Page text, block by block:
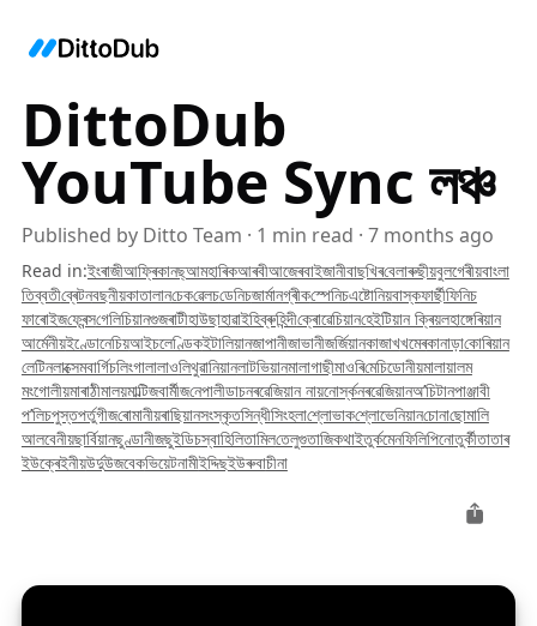
DittoDub
YouTube Sync লঞ্চ
Published by Ditto Team · 1 min read · 7 months ago
Read in:ইংৰাজীআফ্ৰিকানছ্আমহাৰিকআৰবীআজেৰবাইজানীবাছখিৰবেলাৰুছীয়বুলগেৰীয়বাংলা
তিব্বতীব্ৰেটনবছনীয়কাতালানচেকৱেলচডেনিচজাৰ্মানগ্ৰীকস্পেনিচএষ্টোনিয়বাস্কফাৰ্ছীফিনিচ
ফাৰোইজফ্ৰেন্সগেলিচিয়ানগুজৰাটীহাউছাহাৱাইহিব্ৰুহিন্দীক্ৰোৱেচিয়ানহেইটিয়ান ক্ৰিয়লহাঙ্গেৰিয়ান
আৰ্মেনীয়ইণ্ডোনেচিয়আইচলেণ্ডিকইটালিয়ানজাপানীজাভানীজৰ্জিয়ানকাজাখখমেৰকানাড়াকোৰিয়ান
লেটিনলাক্সেমবাৰ্গিচলিংগালালাওলিথুৱানিয়ানলাটভিয়ানমালাগাছীমাওৰিমেচিডোনীয়মালায়ালম
মংগোলীয়মাৰাঠীমালয়মাল্টিজবাৰ্মীজনেপালীডাচনৰৱেজিয়ান নায়নোৰ্স্কনৰৱেজিয়ানঅ’চিটানপাঞ্জাবী
প’লিচপুস্তপৰ্তুগীজৰোমানীয়ৰাছিয়ানসংস্কৃতসিন্ধীসিংহলাশ্লোভাকশ্লোভেনিয়ানচোনাছোমালি
আলবেনীয়ছাৰ্বিয়ানছুণ্ডানীজছুইডিচস্বাহিলিতামিলতেলুগুতাজিকথাইতুৰ্কমেনফিলিপিনোতুৰ্কীতাতাৰ
ইউক্ৰেইনীয়উৰ্দুউজবেকভিয়েটনামীইদ্দিছইউৰুবাচীনা